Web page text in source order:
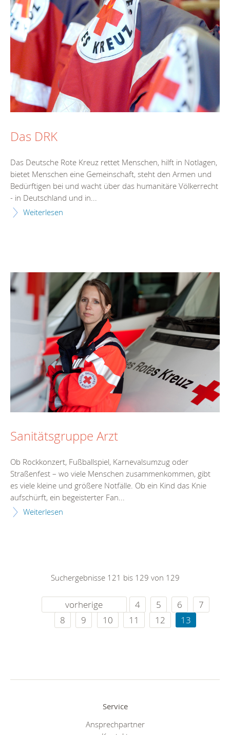
Das DRK
Das Deutsche Rote Kreuz rettet Menschen, hilft in Notlagen,
bietet Menschen eine Gemeinschaft, steht den Armen und
Bedürftigen bei und wacht über das humanitäre Völkerrecht
- in Deutschland und in...
Weiterlesen
Sanitätsgruppe Arzt
Ob Rockkonzert, Fußballspiel, Karnevalsumzug oder
Straßenfest – wo viele Menschen zusammenkommen, gibt
es viele kleine und größere Notfälle. Ob ein Kind das Knie
aufschürft, ein begeisterter Fan...
Weiterlesen
Suchergebnisse 121 bis 129 von 129
vorherige 4 5 6
7
8
9 10 11 12 13
Service
Ansprechpartner